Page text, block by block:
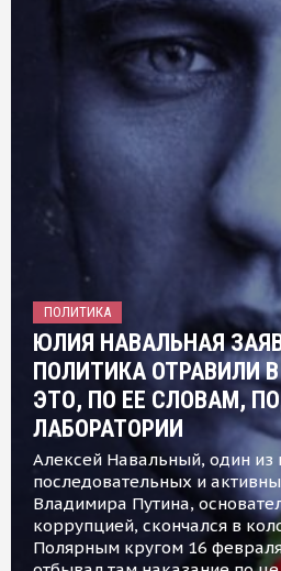
ПОЛИТИКА
ЮЛИЯ НАВАЛЬНАЯ
ПОЛИТИКА ОТРАВИЛИ
ЭТО, ПО ЕЕ СЛОВАМ,
ЛАБОРАТОРИИ
Алексей Навальный, один из
последовательных и
Владимира Путина,
коррупцией, скончался в
Полярным кругом 16